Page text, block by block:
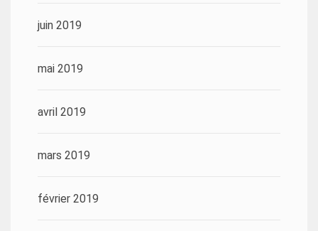
juin 2019
mai 2019
avril 2019
mars 2019
février 2019